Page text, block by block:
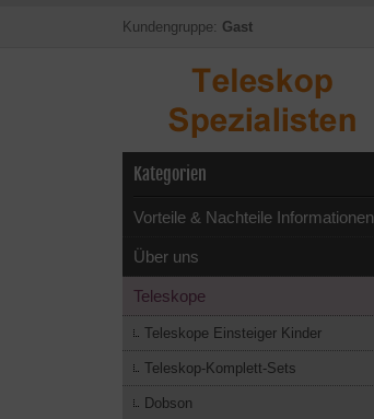
Kundengruppe: Gast
Kategorien
Vorteile & Nachteile Informationen
Über uns
Teleskope
Teleskope Einsteiger Kinder
Teleskop-Komplett-Sets
Dobson